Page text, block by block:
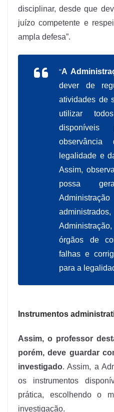
disciplinar, desde que
juízo competente e
ampla defesa”.
“A
dever de
atividades de
utilizar
legalidade e
Assim,
possa
órgãos de
falhas e
para a
Instrumentos
Assim, o professor
porém, deve guardar
investigado. Assim, a
os instrumentos
prática, escolhendo o
investigação.